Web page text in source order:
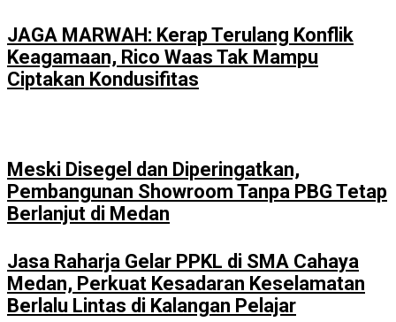
JAGA MARWAH: Kerap Terulang Konflik
Keagamaan, Rico Waas Tak Mampu
Ciptakan Kondusifitas
Meski Disegel dan Diperingatkan,
Pembangunan Showroom Tanpa PBG Tetap
Berlanjut di Medan
Jasa Raharja Gelar PPKL di SMA Cahaya
Medan, Perkuat Kesadaran Keselamatan
Berlalu Lintas di Kalangan Pelajar